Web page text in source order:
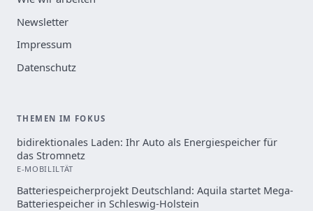
Newsletter
Impressum
Datenschutz
THEMEN IM FOKUS
bidirektionales Laden: Ihr Auto als Energiespeicher für
das Stromnetz
E-MOBILILTÄT
Batteriespeicherprojekt Deutschland: Aquila startet Mega-
Batteriespeicher in Schleswig-Holstein